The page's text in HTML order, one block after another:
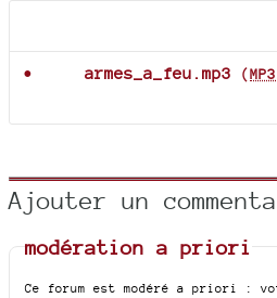
armes_a_feu.mp3 (MP3
Ajouter un
modération a priori
Ce forum est modéré a priori :